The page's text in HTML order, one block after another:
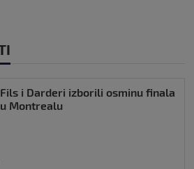
Fils i Darderi izborili osminu finala
u Montrealu